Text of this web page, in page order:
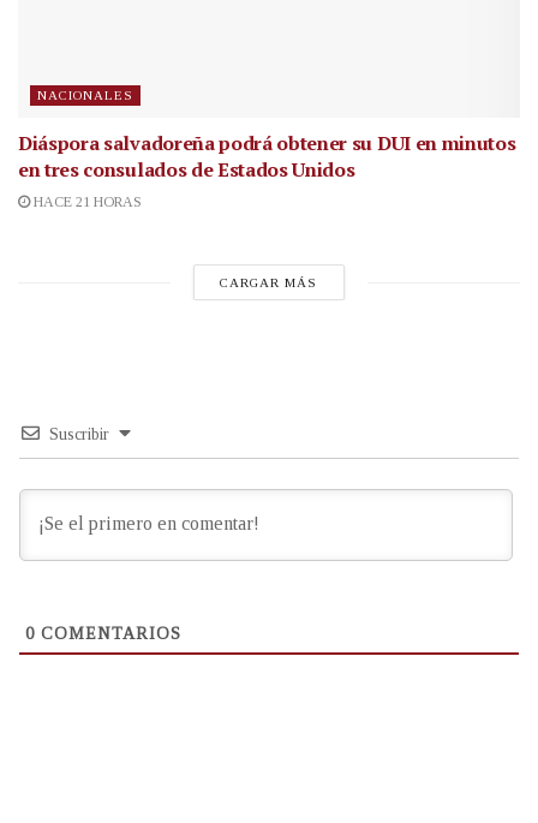
NACIONALES
Diáspora salvadoreña podrá obtener su DUI en minutos
en tres consulados de Estados Unidos
HACE 21 HORAS
CARGAR MÁS
Suscribir
0 COMENTARIOS